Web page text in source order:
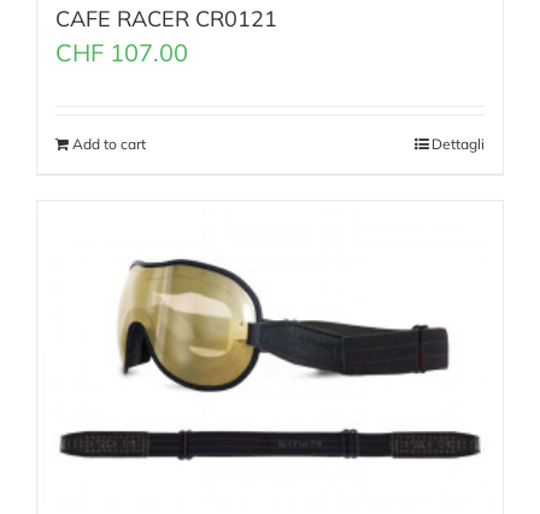
CAFE RACER CR0121
CHF 107.00
Add to cart Dettagli